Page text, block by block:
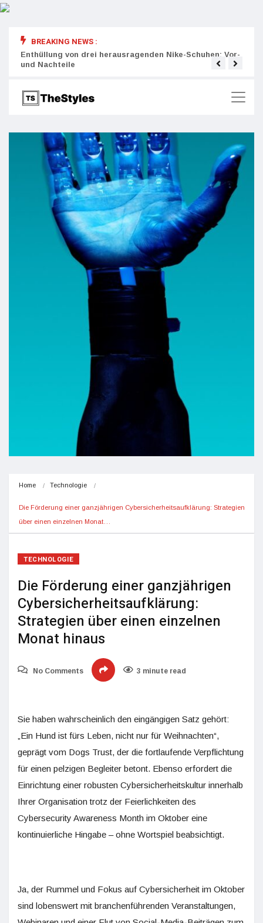
BREAKING NEWS :
Enthüllung von drei herausragenden Nike-Schuhen: Vor-
und Nachteile
Home Technologie
Die Förderung einer ganzjährigen Cybersicherheitsaufklärung: Strategien
über einen einzelnen Monat…
TECHNOLOGIE
Die Förderung einer ganzjährigen
Cybersicherheitsaufklärung:
Strategien über einen einzelnen
Monat hinaus
No Comments 3 minute read
Sie haben wahrscheinlich den eingängigen Satz gehört:
„Ein Hund ist fürs Leben, nicht nur für Weihnachten“,
geprägt vom Dogs Trust, der die fortlaufende Verpflichtung
für einen pelzigen Begleiter betont. Ebenso erfordert die
Einrichtung einer robusten Cybersicherheitskultur innerhalb
Ihrer Organisation trotz der Feierlichkeiten des
Cybersecurity Awareness Month im Oktober eine
kontinuierliche Hingabe – ohne Wortspiel beabsichtigt.
Ja, der Rummel und Fokus auf Cybersicherheit im Oktober
sind lobenswert mit branchenführenden Veranstaltungen,